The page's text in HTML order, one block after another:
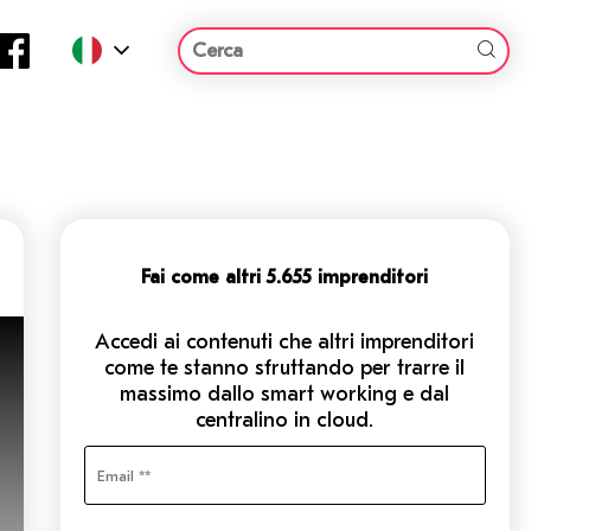
Fai come altri 5.655 imprenditori
Accedi ai contenuti che altri imprenditori
come te stanno sfruttando per trarre il
massimo dallo smart working e dal
centralino in cloud.